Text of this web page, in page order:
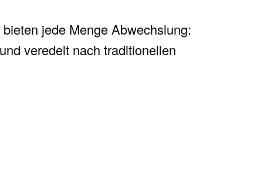
jede Menge Abwechslung:
veredelt nach traditionellen